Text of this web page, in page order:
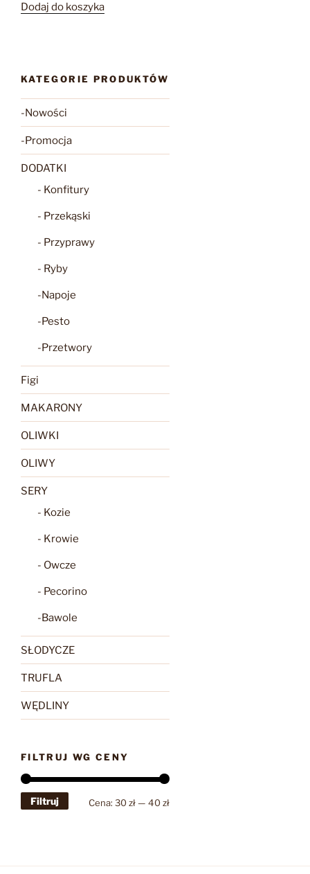
Dodaj do koszyka
KATEGORIE PRODUKTÓW
-Nowości
-Promocja
DODATKI
- Konfitury
- Przekąski
- Przyprawy
- Ryby
-Napoje
-Pesto
-Przetwory
Figi
MAKARONY
OLIWKI
OLIWY
SERY
- Kozie
- Krowie
- Owcze
- Pecorino
-Bawole
SŁODYCZE
TRUFLA
WĘDLINY
FILTRUJ WG CENY
Cena
Cena
Filtruj Cena: 30 zł— 40 zł